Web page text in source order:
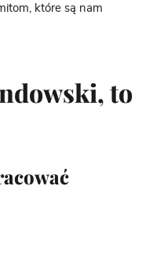
które są nam
to